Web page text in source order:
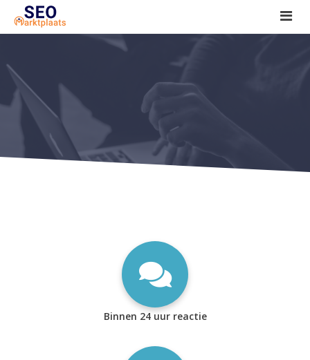
SEO tools reviews
Marketeer bij jou in de buurt?
Offerte
1. Seo voor beginners +
2. Onderzoeken +
Binnen 24 uur reactie